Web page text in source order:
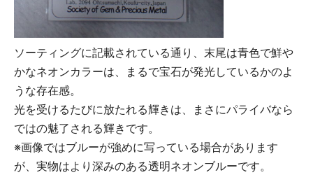
ソーティングに記載されている通り、末尾は青色で鮮や
かなネオンカラーは、まるで宝石が発光しているかのよ
うな存在感。
光を受けるたびに放たれる輝きは、まさにパライバなら
ではの魅了される輝きです。
※画像ではブルーが強めに写っている場合があります
が、実物はより深みのある透明ネオンブルーです。